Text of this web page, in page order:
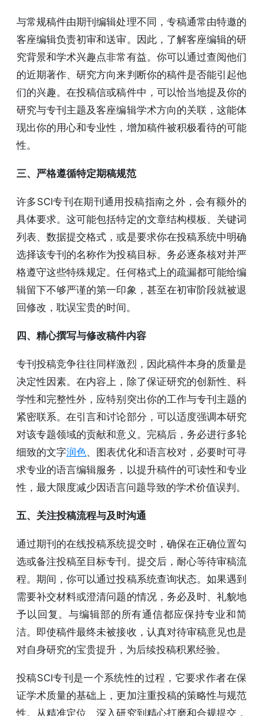
与常规稿件由期刊编辑处理不同，专稿通常由特邀的
客座编辑负责初审和送审。因此，了解客座编辑的研
究背景和学术兴趣点非常有益。你可以通过查阅他们
的近期著作、研究方向来判断你的稿件是否能引起他
们的兴趣。在投稿信或稿件中，可以恰当地提及你的
研究与专刊主题及客座编辑学术方向的关联，这能体
现出你的用心和专业性，增加稿件被积极看待的可能
性。
三、严格遵循特定期稿规范
许多SCI专刊在期刊通用投稿指南之外，会有额外的
具体要求。这可能包括特定的文章结构模板、关键词
列表、数据提交格式，或是要求你在投稿系统中明确
选择该专刊的名称作为投稿目标。务必逐条核对并严
格遵守这些特殊规定。任何格式上的疏漏都可能给编
辑留下不够严谨的第一印象，甚至在初审阶段就被退
回修改，耽误宝贵的时间。
四、精心撰写与修改稿件内容
专刊投稿竞争往往同样激烈，因此稿件本身的质量是
决定性因素。在内容上，除了保证研究的创新性、科
学性和完整性外，应特别突出你的工作与专刊主题的
紧密联系。在引言和讨论部分，可以适度强调本研究
对该专题领域的贡献和意义。完稿后，务必进行多轮
细致的文字润色、图表优化和语言校对，必要时可寻
求专业的语言编辑服务，以提升稿件的可读性和专业
性，最大限度减少因语言问题导致的学术价值误判。
五、关注投稿流程与及时沟通
通过期刊的在线投稿系统提交时，确保在正确位置勾
选或备注投稿至目标专刊。提交后，耐心等待审稿流
程。期间，你可以通过投稿系统查询状态。如果遇到
需要补交材料或澄清问题的情况，务必及时、礼貌地
予以回复。与编辑部的所有通信都应保持专业和简
洁。即使稿件最终未被接收，认真对待审稿意见也是
对自身研究的宝贵提升，为后续投稿积累经验。
投稿SCI专刊是一个系统性的过程，它要求作者在保
证学术质量的基础上，更加注重投稿的策略性与规范
性。从精准定位、深入研究到精心打磨和合规提交，